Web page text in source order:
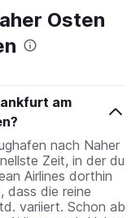
Osten
am
nach Naher
Zeit, in der du
Airlines dorthin
dass die reine
variiert. Schon ab